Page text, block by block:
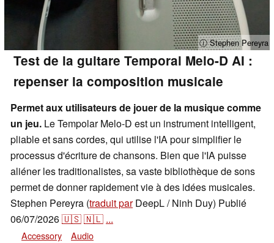
ⓘ Stephen Pereyra
Test de la guitare Temporal Melo-D AI :
repenser la composition musicale
Permet aux utilisateurs de jouer de la musique comme
un jeu. Le Tempolar Melo-D est un instrument intelligent,
pliable et sans cordes, qui utilise l'IA pour simplifier le
processus d'écriture de chansons. Bien que l'IA puisse
aliéner les traditionalistes, sa vaste bibliothèque de sons
permet de donner rapidement vie à des idées musicales.
Stephen Pereyra (traduit parDeepL / Ninh Duy) Publié
06/07/2026🇺🇸🇳🇱 ...
Accessory Audio